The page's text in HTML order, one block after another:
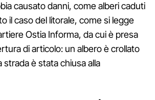
causato danni, come alberi caduti
il caso del litorale, come si legge
Ostia Informa, da cui è presa
di articolo: un albero è crollato
strada è stata chiusa alla